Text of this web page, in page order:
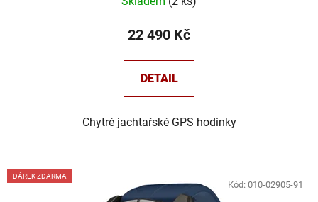
22 490 Kč
DETAIL
Chytré jachtařské GPS hodinky
DÁREK ZDARMA
Kód: 010-02905-91